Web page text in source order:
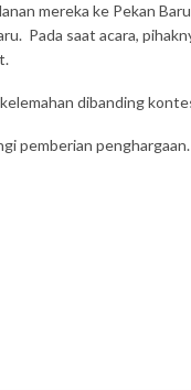
mereka ke Pekan
Pada saat acara,
dibanding